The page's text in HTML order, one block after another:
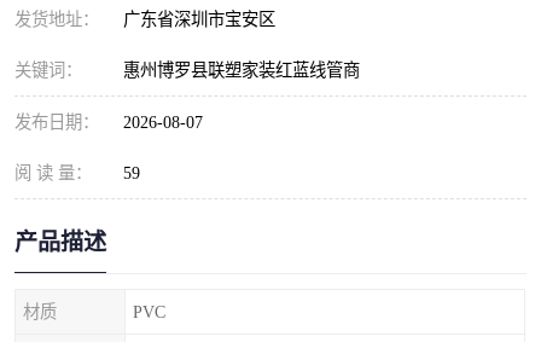
发货地址： 广东省深圳市宝安区
关键词： 惠州博罗县联塑家装红蓝线管商
发布日期： 2026-08-07
阅 读 量： 59
产品描述
材质 PVC